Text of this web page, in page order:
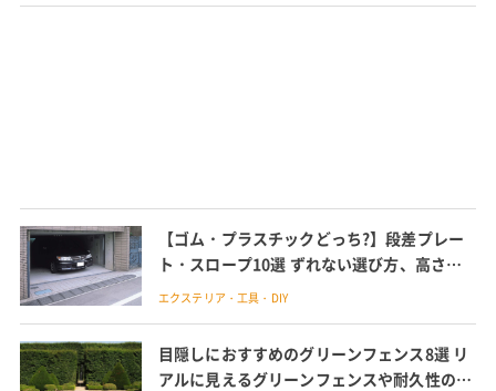
【ゴム・プラスチックどっち?】段差プレー
ト・スロープ10選 ずれない選び方、高さも
解説
エクステリア・工具・DIY
目隠しにおすすめのグリーンフェンス8選 リ
アルに見えるグリーンフェンスや耐久性の高